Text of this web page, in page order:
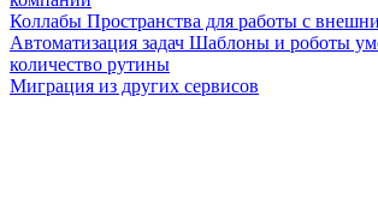
Коллабы Пространства для работы с
Автоматизация задач Шаблоны и роботы
количество рутины
Миграция из других сервисов